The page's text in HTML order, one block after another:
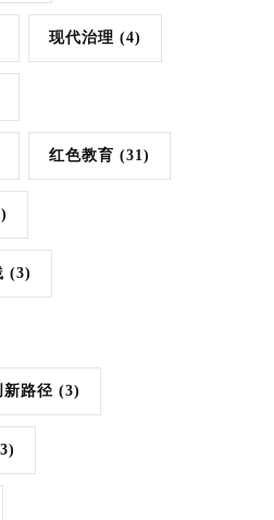
现代治理 (4)
红色教育 (31)
(3)
新路径 (3)